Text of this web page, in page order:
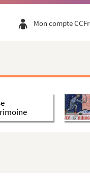
Mon compte CCFr